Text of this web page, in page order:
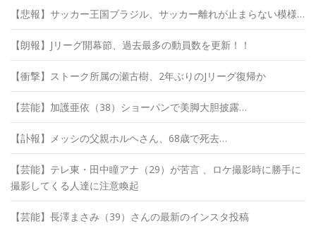
【悲報】サッカー王国ブラジル、サッカー離れが止まらない模様…
【朗報】Jリーグ開幕節、過去最多の動員数を更新！！
【衝撃】ストーク所属の瀬古樹、2年ぶりのJリーグ復帰か
【芸能】加護亜依（38）ショーパンで美脚大胆披露…
【訃報】メッシの父親ホルヘさん、68歳で死去…
【芸能】テレ東・田中瞳アナ（29）が苦言 、ロケ撮影時に勝手に
撮影してくる人達に注意喚起
【芸能】長澤まさみ（39）さんの最新のインスタ投稿